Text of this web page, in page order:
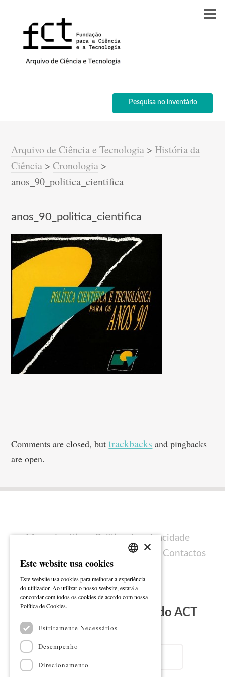
Pesquisa no inventário
Arquivo de Ciência e Tecnologia >História da
Ciência >Cronologia >
anos_90_politica_cientifica
anos_90_politica_cientifica
Comments are closed, buttrackbacks and pingbacks
are open.
Mapa do sítio
Política de privacidade
Ficha técnica Contactos
Subscreva a Newsletter do ACT
ENGLISH
×
Este website usa cookies
Este website usa cookies para melhorar a experiência
do utilizador. Ao utilizar o nosso website, estará a
concordar com todos os cookies de acordo com nossa
Política de Cookies.
Estritamente Necessários
Desempenho
Direcionamento